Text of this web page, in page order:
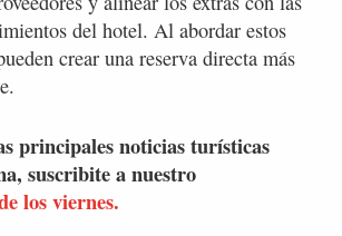
del hotel. Al abordar estos
crear una reserva directa más
principales noticias turísticas
suscribite a nuestro
los viernes.